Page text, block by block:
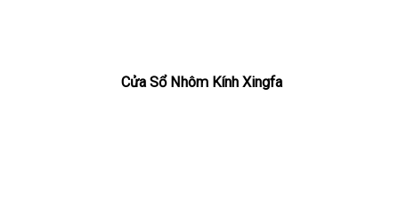
Cửa Sổ Nhôm Kính Xingfa